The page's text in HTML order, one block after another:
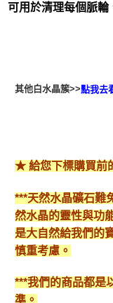
可用於清理每個脈輪
其他白水晶簇>>點我去
★ 給您下標購買前
***天然水晶礦石難
然水晶的靈性與功
是大自然給我們的
慎重考慮。
***我們的商品都是
準。